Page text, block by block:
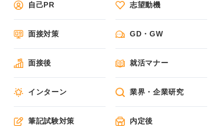
自己PR 志望動機
面接対策 GD・GW
面接後 就活マナー
インターン 業界・企業研究
筆記試験対策 内定後